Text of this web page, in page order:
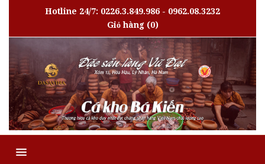
Hotline 24/7: 0226.3.849.986 - 0962.08.3232
Giỏ hàng(0)
MENU